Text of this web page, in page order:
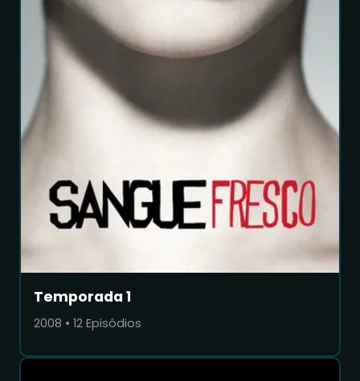
Temporada 1
2008 • 12 Episódios